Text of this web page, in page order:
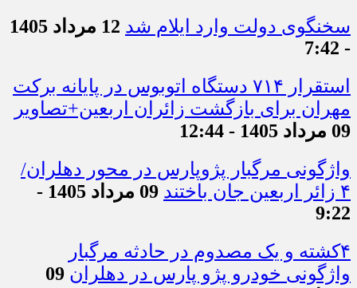
سخنگوی دولت وارد ایلام شد
12 مرداد 1405
- 7:42
استقرار ۷۱۴ دستگاه اتوبوس در پایانه برکت
مهران برای بازگشت زائران اربعین+تصاویر
09 مرداد 1405 - 12:44
واژگونی مرگبار پژوپارس در محور دهلران/
۴ زائر اربعین جان باختند
09 مرداد 1405 -
9:22
۴کشته و یک مصدوم در حادثه مرگبار
واژگونی خودرو پژو پارس در دهلران 09